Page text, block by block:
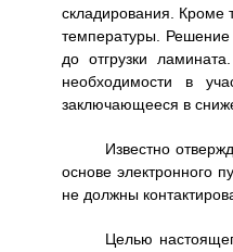
складирования. Кроме
температуры. Решение
до отгрузки
необходимости в
заключающееся в
Известно
основе электронного
не должны
Целью